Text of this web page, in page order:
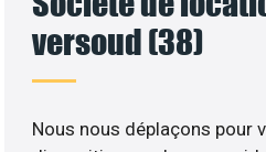
versoud (38)
Nous nous déplaçons pour